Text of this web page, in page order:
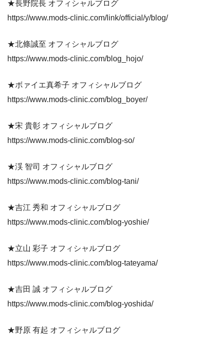
★長野院長 オフィシャルブログ
https://www.mods-clinic.com/link/official/y/blog/
★北條誠至 オフィシャルブログ
https://www.mods-clinic.com/blog_hojo/
★ボァイエ真希子 オフィシャルブログ
https://www.mods-clinic.com/blog_boyer/
★宋 貴彰 オフィシャルブログ
https://www.mods-clinic.com/blog-so/
★渓 智司 オフィシャルブログ
https://www.mods-clinic.com/blog-tani/
★吉江 秀和 オフィシャルブログ
https://www.mods-clinic.com/blog-yoshie/
★立山 彩子 オフィシャルブログ
https://www.mods-clinic.com/blog-tateyama/
★吉田 誠 オフィシャルブログ
https://www.mods-clinic.com/blog-yoshida/
★野原 有起 オフィシャルブログ